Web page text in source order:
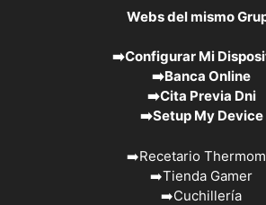
Webs del mismo
➡️Configurar Mi
➡️Banca Online
➡️Cita Previa Dni
➡️Setup My Device
➡️Recetario
➡️Tienda Gamer
➡️Cuchillería